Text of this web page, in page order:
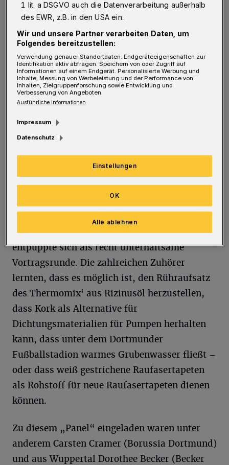
D er Große Saal der Historischen
Stadthalle war wieder der Ort, an dem
Vertreter internationaler Konzerne, etablierter
regionaler Unternehmen und politischer
Organisationen, Wissenschaftler
verschiedenster Forschungseinrichtungen
zusammenkamen, um gemeinsam Ideen und
Lösungen für eine effiziente
Kreislaufwirtschaft zu entwickeln.
Ein sogenanntes „Panel“ auf dem „Circular
Valley Forum“ am vergangenen Donnerstag,
Wirtschaften auf Unternehmensebene“ hatte,
entpuppte sich als recht unterhaltsame
Vortragsrunde. Die zahlreichen Zuhörer
lernten, dass es möglich ist, den Rühraufsatz
des Thermomix‘ aus Rizinusöl herzustellen,
dass Kork als Alternative für
Dichtungsmaterialien für Pumpen herhalten
kann, dass unter dem Dortmunder
Fußballstadion warmes Grubenwasser fließt –
oder dass weiß gestrichene Raufasertapeten
als Rohstoff für neue Raufasertapeten dienen
können.
Zu diesem „Panel“ eingeladen waren unter
anderem Carsten Cramer (Borussia Dortmund)
und aus Wuppertal Dorothee Becker (Becker
1 lit. a DSGVO auch die Datenverarbeitung außerhalb
des EWR, z.B. in den USA ein.
Wir und unsere Partner verarbeiten Daten, um
Folgendes bereitzustellen:
Verwendung genauer Standortdaten. Endgeräteeigenschaften zur
Identifikation aktiv abfragen. Speichern von oder Zugriff auf
Informationen auf einem Endgerät. Personalisierte Werbung und
Inhalte, Messung von Werbeleistung und der Performance von
Inhalten, Zielgruppenforschung sowie Entwicklung und
Verbesserung von Angeboten.
Ausführliche Informationen
Impressum
Datenschutz
Einstellungen
Alle ablehnen
OK